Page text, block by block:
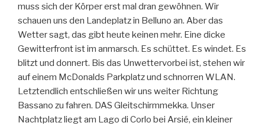
muss sich der Körper erst mal dran gewöhnen. Wir
schauen uns den Landeplatz in Belluno an. Aber das
Wetter sagt, das gibt heute keinen mehr. Eine dicke
Gewitterfront ist im anmarsch. Es schüttet. Es windet. Es
blitzt und donnert. Bis das Unwettervorbei ist, stehen wir
auf einem McDonalds Parkplatz und schnorren WLAN.
Letztendlich entschließen wir uns weiter Richtung
Bassano zu fahren. DAS Gleitschirmmekka. Unser
Nachtplatz liegt am Lago di Corlo bei Arsié, ein kleiner